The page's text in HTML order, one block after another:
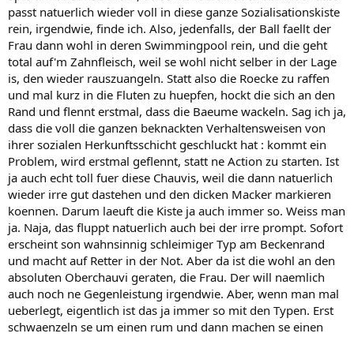
passt natuerlich wieder voll in diese ganze Sozialisationskiste
rein, irgendwie, finde ich. Also, jedenfalls, der Ball faellt der
Frau dann wohl in deren Swimmingpool rein, und die geht
total auf'm Zahnfleisch, weil se wohl nicht selber in der Lage
is, den wieder rauszuangeln. Statt also die Roecke zu raffen
und mal kurz in die Fluten zu huepfen, hockt die sich an den
Rand und flennt erstmal, dass die Baeume wackeln. Sag ich ja,
dass die voll die ganzen beknackten Verhaltensweisen von
ihrer sozialen Herkunftsschicht geschluckt hat : kommt ein
Problem, wird erstmal geflennt, statt ne Action zu starten. Ist
ja auch echt toll fuer diese Chauvis, weil die dann natuerlich
wieder irre gut dastehen und den dicken Macker markieren
koennen. Darum laeuft die Kiste ja auch immer so. Weiss man
ja. Naja, das fluppt natuerlich auch bei der irre prompt. Sofort
erscheint son wahnsinnig schleimiger Typ am Beckenrand
und macht auf Retter in der Not. Aber da ist die wohl an den
absoluten Oberchauvi geraten, die Frau. Der will naemlich
auch noch ne Gegenleistung irgendwie. Aber, wenn man mal
ueberlegt, eigentlich ist das ja immer so mit den Typen. Erst
schwaenzeln se um einen rum und dann machen se einen